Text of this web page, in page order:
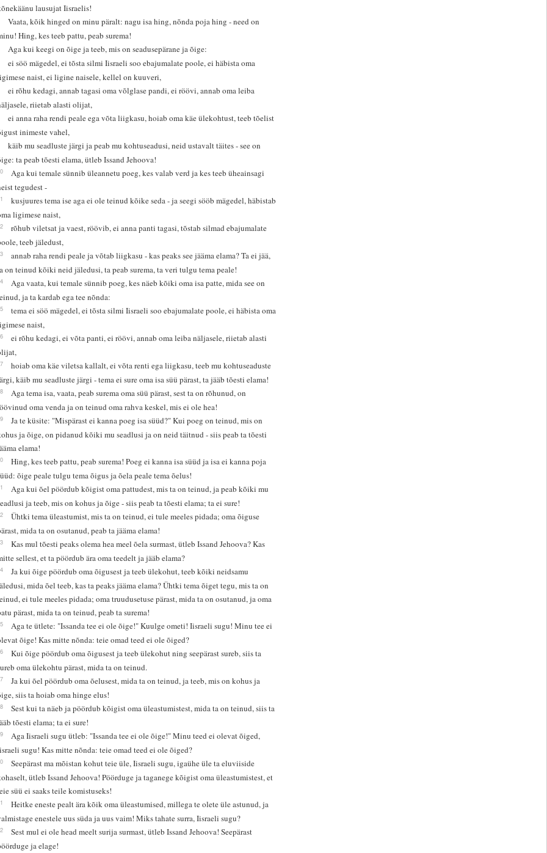
lausujat Iisraelis!
Vaata, kõik hinged on minu päralt: nagu isa hing, nõnda poja hing - need on
Hing, kes teeb pattu, peab surema!
Aga kui keegi on õige ja teeb, mis on seadusepärane ja õige:
ei söö mägedel, ei tõsta silmi Iisraeli soo ebajumalate poole, ei häbista oma
naist, ei ligine naisele, kellel on kuuveri,
ei rõhu kedagi, annab tagasi oma võlglase pandi, ei röövi, annab oma leiba
riietab alasti olijat,
ei anna raha rendi peale ega võta liigkasu, hoiab oma käe ülekohtust, teeb tõelist
inimeste vahel,
käib mu seadluste järgi ja peab mu kohtuseadusi, neid ustavalt täites - see on
ta peab tõesti elama, ütleb Issand Jehoova!
Aga kui temale sünnib üleannetu poeg, kes valab verd ja kes teeb üheainsagi
tegudest -
kusjuures tema ise aga ei ole teinud kõike seda - ja seegi sööb mägedel, häbistab
ligimese naist,
rõhub viletsat ja vaest, röövib, ei anna panti tagasi, tõstab silmad ebajumalate
teeb jäledust,
annab raha rendi peale ja võtab liigkasu - kas peaks see jääma elama? Ta ei jää,
on teinud kõiki neid jäledusi, ta peab surema, ta veri tulgu tema peale!
Aga vaata, kui temale sünnib poeg, kes näeb kõiki oma isa patte, mida see on
ja ta kardab ega tee nõnda:
tema ei söö mägedel, ei tõsta silmi Iisraeli soo ebajumalate poole, ei häbista oma
naist,
ei rõhu kedagi, ei võta panti, ei röövi, annab oma leiba näljasele, riietab alasti
hoiab oma käe viletsa kallalt, ei võta renti ega liigkasu, teeb mu kohtuseaduste
käib mu seadluste järgi - tema ei sure oma isa süü pärast, ta jääb tõesti elama!
Aga tema isa, vaata, peab surema oma süü pärast, sest ta on rõhunud, on
oma venda ja on teinud oma rahva keskel, mis ei ole hea!
Ja te küsite: "Mispärast ei kanna poeg isa süüd?" Kui poeg on teinud, mis on
ja õige, on pidanud kõiki mu seadlusi ja on neid täitnud - siis peab ta tõesti
elama!
Hing, kes teeb pattu, peab surema! Poeg ei kanna isa süüd ja isa ei kanna poja
õige peale tulgu tema õigus ja õela peale tema õelus!
Aga kui õel pöördub kõigist oma pattudest, mis ta on teinud, ja peab kõiki mu
ja teeb, mis on kohus ja õige - siis peab ta tõesti elama; ta ei sure!
Ühtki tema üleastumist, mis ta on teinud, ei tule meeles pidada; oma õiguse
mida ta on osutanud, peab ta jääma elama!
Kas mul tõesti peaks olema hea meel õela surmast, ütleb Issand Jehoova? Kas
sellest, et ta pöördub ära oma teedelt ja jääb elama?
Ja kui õige pöördub oma õigusest ja teeb ülekohut, teeb kõiki neidsamu
mida õel teeb, kas ta peaks jääma elama? Ühtki tema õiget tegu, mis ta on
ei tule meeles pidada; oma truudusetuse pärast, mida ta on osutanud, ja oma
pärast, mida ta on teinud, peab ta surema!
Aga te ütlete: "Issanda tee ei ole õige!" Kuulge ometi! Iisraeli sugu! Minu tee ei
õige! Kas mitte nõnda: teie omad teed ei ole õiged?
Kui õige pöördub oma õigusest ja teeb ülekohut ning seepärast sureb, siis ta
oma ülekohtu pärast, mida ta on teinud.
Ja kui õel pöördub oma õelusest, mida ta on teinud, ja teeb, mis on kohus ja
siis ta hoiab oma hinge elus!
Sest kui ta näeb ja pöördub kõigist oma üleastumistest, mida ta on teinud, siis ta
tõesti elama; ta ei sure!
Aga Iisraeli sugu ütleb: "Issanda tee ei ole õige!" Minu teed ei olevat õiged,
sugu! Kas mitte nõnda: teie omad teed ei ole õiged?
Seepärast ma mõistan kohut teie üle, Iisraeli sugu, igaühe üle ta eluviiside
ütleb Issand Jehoova! Pöörduge ja taganege kõigist oma üleastumistest, et
süü ei saaks teile komistuseks!
Heitke eneste pealt ära kõik oma üleastumised, millega te olete üle astunud, ja
enestele uus süda ja uus vaim! Miks tahate surra, Iisraeli sugu?
Sest mul ei ole head meelt surija surmast, ütleb Issand Jehoova! Seepärast
ja elage!